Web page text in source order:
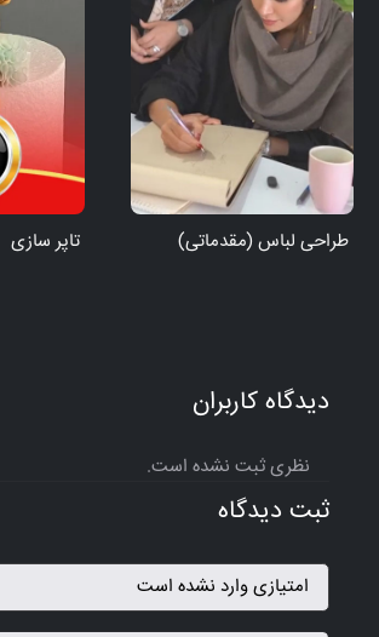
طراحی لباس (مقدماتی) تاپر سازی
دیدگاه کاربران
نظری ثبت نشده است.
ثبت دیدگاه